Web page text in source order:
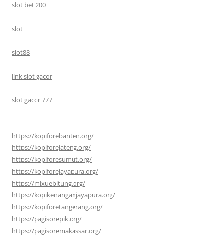
slot bet 200
slot
slot88
link slot gacor
slot gacor 777
https://kopiforebanten.org/
https://kopiforejateng.org/
https://kopiforesumut.org/
https://kopiforejayapura.org/
https://mixuebitung.org/
https://kopikenanganjayapura.org/
https://kopiforetangerang.org/
https://pagisorepik.org/
https://pagisoremakassar.org/